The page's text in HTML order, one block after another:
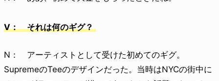
V： それは何のギグ？
N： アーティストとして受けた初めてのギグ。
SupremeのTeeのデザインだった。当時はNYCの街中に